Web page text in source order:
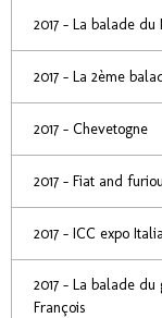
2017 - La balade du
2017 - La 2ème
2017 - Chevetogne
2017 - Fiat and
2017 - ICC expo
2017 - La balade
François